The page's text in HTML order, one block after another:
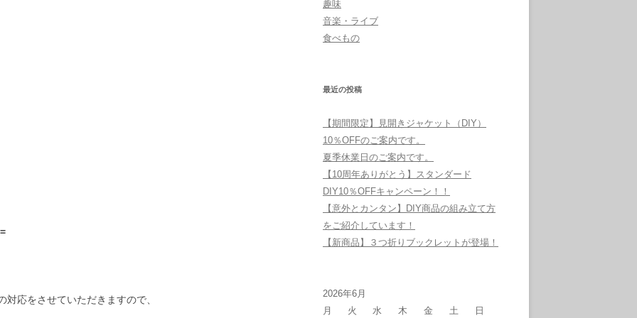
応をさせていただきますので、
趣味
音楽・ライブ
食べもの
最近の投稿
【期間限定】見開きジャケット（DIY）
10％OFFのご案内です。
夏季休業日のご案内です。
【10周年ありがとう】スタンダード
DIY10％OFFキャンペーン！！
【意外とカンタン】DIY商品の組み立て方
をご紹介しています！
【新商品】３つ折りブックレットが登場！
2026年6月
月
火 水 木 金 土 日